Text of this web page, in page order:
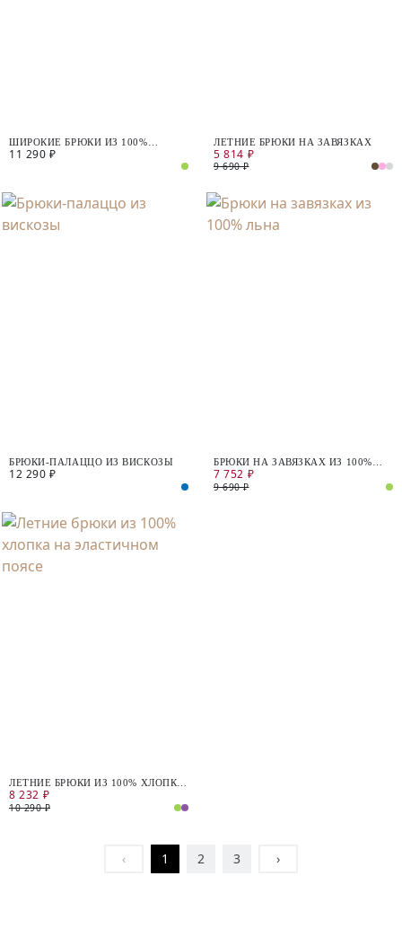
ШИРОКИЕ БРЮКИ ИЗ 100%
ХЛОПКА
11 290 ₽
ЛЕТНИЕ БРЮКИ НА ЗАВЯЗКАХ
5 814 ₽
9 690 ₽
БРЮКИ-ПАЛАЦЦО ИЗ ВИСКОЗЫ
12 290 ₽
БРЮКИ НА ЗАВЯЗКАХ ИЗ 100%
ЛЬНА
7 752 ₽
9 690 ₽
ЛЕТНИЕ БРЮКИ ИЗ 100% ХЛОПКА
НА ЭЛАСТИЧНОМ ПОЯСЕ
8 232 ₽
10 290 ₽
‹ 1 2 3 ›